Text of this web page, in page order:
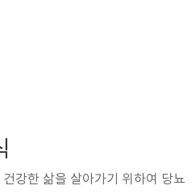
강한 삶을 살아가기 위하여 당뇨